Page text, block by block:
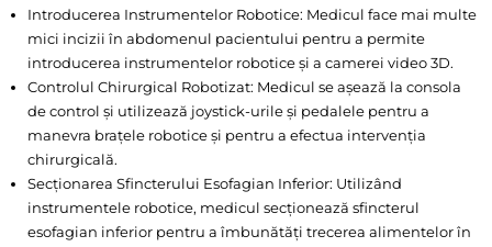
Introducerea Instrumentelor Robotice: Medicul face mai multe
mici incizii în abdomenul pacientului pentru a permite
introducerea instrumentelor robotice și a camerei video 3D.
Controlul Chirurgical Robotizat: Medicul se așează la consola
de control și utilizează joystick-urile și pedalele pentru a
manevra brațele robotice și pentru a efectua intervenția
chirurgicală.
Secționarea Sfincterului Esofagian Inferior: Utilizând
instrumentele robotice, medicul secționează sfincterul
esofagian inferior pentru a îmbunătăți trecerea alimentelor în